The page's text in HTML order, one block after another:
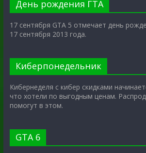
День рождения ГТА
17 сентября GTA 5 отмечает день
17 сентября 2013 года.
Киберпонедельник
Кибернеделя с кибер скидками
что хотели по выгодным ценам.
помогут в этом.
GTA 6